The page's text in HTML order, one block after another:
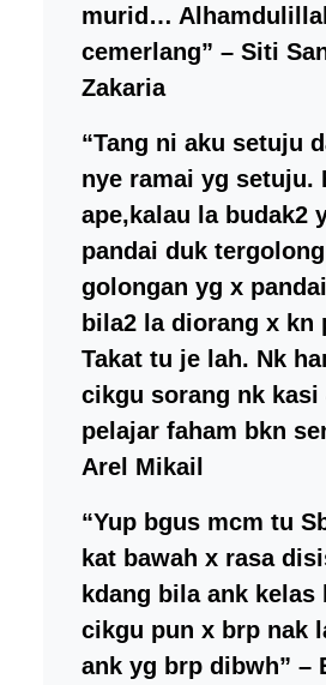
murid…
cemerlang” – Siti
Zakaria
“Tang ni aku setuju
nye ramai yg setuju.
ape,kalau la budak2
pandai duk
golongan yg x
bila2 la diorang x kn
Takat tu je lah. Nk
cikgu sorang nk kasi
pelajar faham bkn
Arel Mikail
“Yup bgus mcm tu
kat bawah x rasa
kdang bila ank kelas
cikgu pun x brp nak
ank yg brp dibwh” –